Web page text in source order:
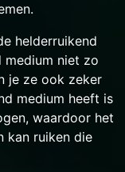
helderruikend
medium niet zo
je ze ook zeker
medium heeft is
waardoor het
kan ruiken die